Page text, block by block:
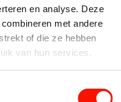
en analyse. Deze
met andere
of die ze hebben
van hun services.
IP44